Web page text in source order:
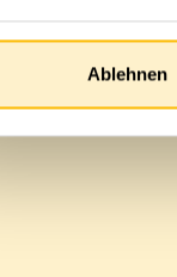
Ablehnen
detail/